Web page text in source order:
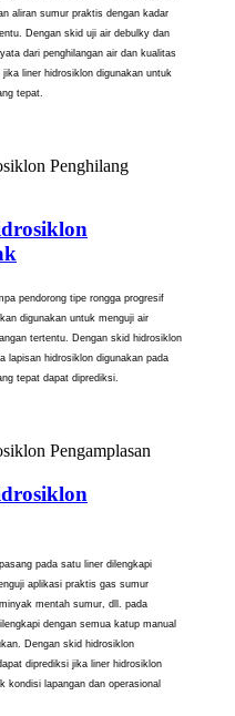
aliran sumur praktis dengan kadar
Dengan skid uji air debulky dan
dari penghilangan air dan kualitas
liner hidrosiklon digunakan untuk
tepat.
pendorong tipe rongga progresif
digunakan untuk menguji air
tertentu. Dengan skid hidrosiklon
lapisan hidrosiklon digunakan pada
tepat dapat diprediksi.
pada satu liner dilengkapi
aplikasi praktis gas sumur
mentah sumur, dll. pada
dengan semua katup manual
Dengan skid hidrosiklon
diprediksi jika liner hidrosiklon
kondisi lapangan dan operasional